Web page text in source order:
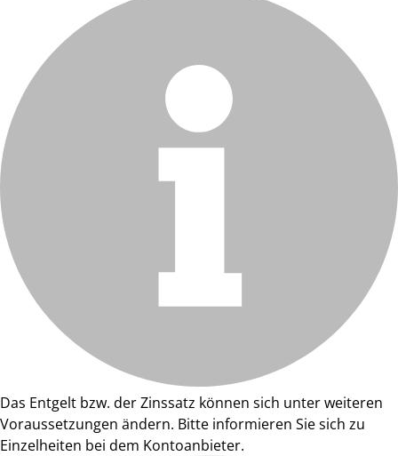
Das Entgelt bzw. der Zinssatz können sich unter weiteren
Voraussetzungen ändern. Bitte informieren Sie sich zu
Einzelheiten bei dem Kontoanbieter.